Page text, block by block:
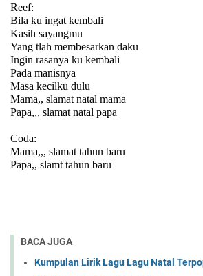
Reef:
Bila ku ingat kembali
Kasih sayangmu
Yang tlah membesarkan daku
Ingin rasanya ku kembali
Pada manisnya
Masa kecilku dulu
Mama,, slamat natal mama
Papa,,, slamat natal papa
Coda:
Mama,,, slamat tahun baru
Papa,, slamt tahun baru
BACA JUGA
Kumpulan Lirik Lagu Lagu Natal